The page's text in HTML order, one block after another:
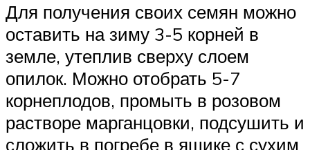
Для получения своих семян можно
оставить на зиму 3-5 корней в
земле, утеплив сверху слоем
опилок. Можно отобрать 5-7
корнеплодов, промыть в розовом
растворе марганцовки, подсушить и
сложить в погребе в ящике с сухим